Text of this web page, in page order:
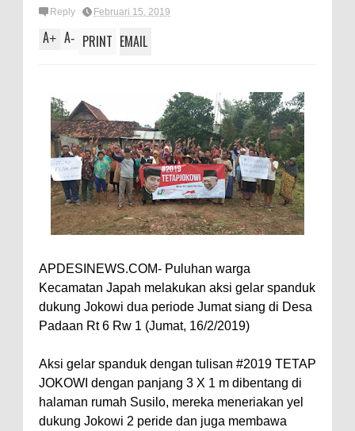
Reply Februari 15, 2019
A+ A- PRINT EMAIL
APDESINEWS.COM- Puluhan warga
Kecamatan Japah melakukan aksi gelar spanduk
dukung Jokowi dua periode Jumat siang di Desa
Padaan Rt 6 Rw 1 (Jumat, 16/2/2019)
Aksi gelar spanduk dengan tulisan #2019 TETAP
JOKOWI dengan panjang 3 X 1 m dibentang di
halaman rumah Susilo, mereka meneriakan yel
dukung Jokowi 2 peride dan juga membawa